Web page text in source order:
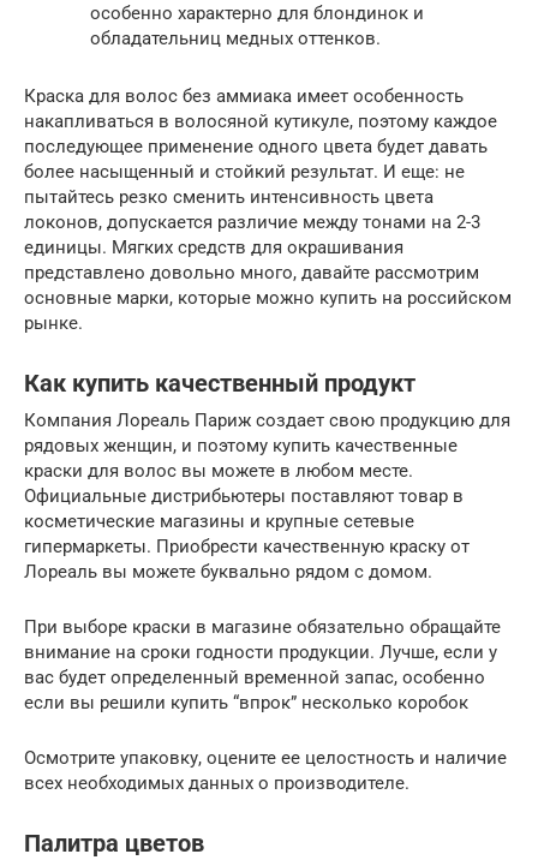
особенно характерно для блондинок и
обладательниц медных оттенков.
Краска для волос без аммиака имеет особенность
накапливаться в волосяной кутикуле, поэтому каждое
последующее применение одного цвета будет давать
более насыщенный и стойкий результат. И еще: не
пытайтесь резко сменить интенсивность цвета
локонов, допускается различие между тонами на 2-3
единицы. Мягких средств для окрашивания
представлено довольно много, давайте рассмотрим
основные марки, которые можно купить на российском
рынке.
Как купить качественный продукт
Компания Лореаль Париж создает свою продукцию для
рядовых женщин, и поэтому купить качественные
краски для волос вы можете в любом месте.
Официальные дистрибьютеры поставляют товар в
косметические магазины и крупные сетевые
гипермаркеты. Приобрести качественную краску от
Лореаль вы можете буквально рядом с домом.
При выборе краски в магазине обязательно обращайте
внимание на сроки годности продукции. Лучше, если у
вас будет определенный временной запас, особенно
если вы решили купить “впрок” несколько коробок
Осмотрите упаковку, оцените ее целостность и наличие
всех необходимых данных о производителе.
Палитра цветов